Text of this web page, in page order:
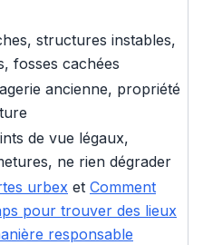
structures instables,
fosses cachées
ancienne, propriété
de vue légaux,
ne rien dégrader
urbex et Comment
pour trouver des lieux
responsable